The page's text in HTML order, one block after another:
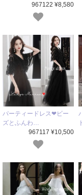
967122 ¥8,580
パーティードレス❤ビー
ズとふんわ…
967117 ¥10,500